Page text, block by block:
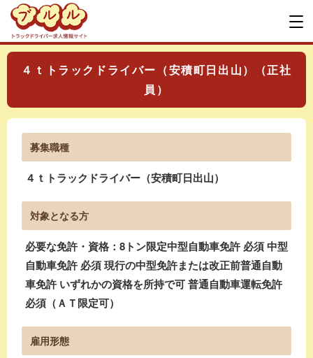
４ｔトラックドライバー（安積町日出山）（正社
員）
募集職種
４ｔトラックドライバー（安積町日出山）
対象となる方
必要な免許・資格：8トン限定中型自動車免許 必須 中型
自動車免許 必須 現行の中型免許または改正前普通自動
車免許 いずれかの資格を所持で可 普通自動車運転免許
必須（ＡＴ限定可）
雇用形態